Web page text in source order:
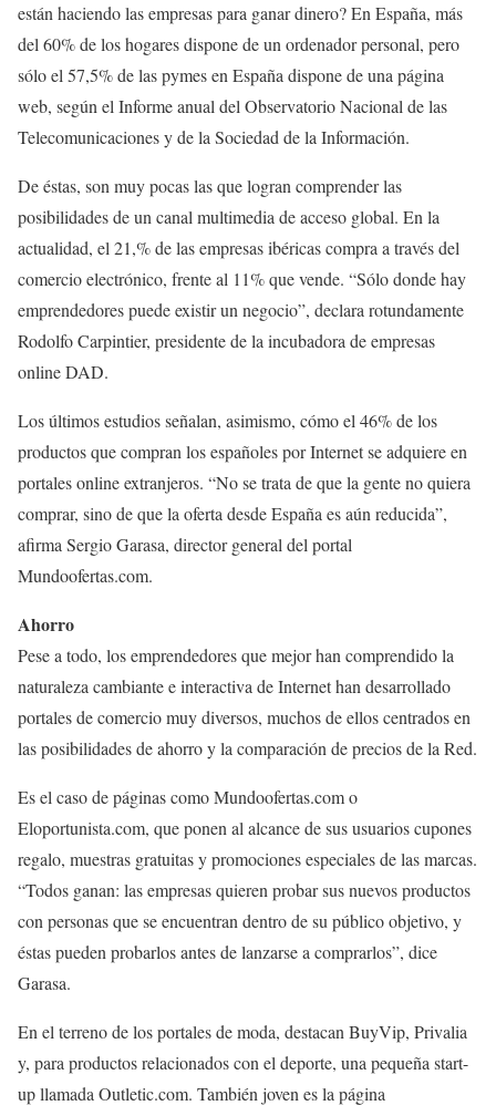
están haciendo las empresas para ganar dinero? En España, más
del 60% de los hogares dispone de un ordenador personal, pero
sólo el 57,5% de las pymes en España dispone de una página
web, según el Informe anual del Observatorio Nacional de las
Telecomunicaciones y de la Sociedad de la Información.
De éstas, son muy pocas las que logran comprender las
posibilidades de un canal multimedia de acceso global. En la
actualidad, el 21,% de las empresas ibéricas compra a través del
comercio electrónico, frente al 11% que vende. “Sólo donde hay
emprendedores puede existir un negocio”, declara rotundamente
Rodolfo Carpintier, presidente de la incubadora de empresas
online DAD.
Los últimos estudios señalan, asimismo, cómo el 46% de los
productos que compran los españoles por Internet se adquiere en
portales online extranjeros. “No se trata de que la gente no quiera
comprar, sino de que la oferta desde España es aún reducida”,
afirma Sergio Garasa, director general del portal
Mundoofertas.com.
Ahorro
Pese a todo, los emprendedores que mejor han comprendido la
naturaleza cambiante e interactiva de Internet han desarrollado
portales de comercio muy diversos, muchos de ellos centrados en
las posibilidades de ahorro y la comparación de precios de la Red.
Es el caso de páginas como Mundoofertas.com o
Eloportunista.com, que ponen al alcance de sus usuarios cupones
regalo, muestras gratuitas y promociones especiales de las marcas.
“Todos ganan: las empresas quieren probar sus nuevos productos
con personas que se encuentran dentro de su público objetivo, y
éstas pueden probarlos antes de lanzarse a comprarlos”, dice
Garasa.
En el terreno de los portales de moda, destacan BuyVip, Privalia
y, para productos relacionados con el deporte, una pequeña start-
up llamada Outletic.com. También joven es la página